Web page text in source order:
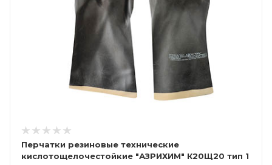
Перчатки резиновые технические
кислотощелочестойкие "АЗРИХИМ" К20Щ20 тип 1